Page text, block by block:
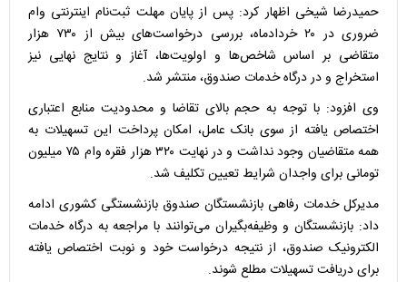
حمیدرضا شیخی اظهار کرد: پس از پایان مهلت ثبت‌نام اینترنتی وام
ضروری در ۲۰ خردادماه، بررسی درخواست‌های بیش از ۷۳۰ هزار
متقاضی بر اساس شاخص‌ها و اولویت‌ها، آغاز و نتایج نهایی نیز
استخراج و در درگاه خدمات صندوق، منتشر شد.
وی افزود: با توجه به حجم بالای تقاضا و محدودیت منابع اعتباری
اختصاص یافته از سوی بانک عامل، امکان پرداخت این تسهیلات به
همه متقاضیان وجود نداشت و در نهایت ۳۲۰ هزار فقره وام ۷۵ میلیون
تومانی برای واجدان شرایط تعیین تکلیف شد.
مدیرکل خدمات رفاهی بازنشستگان صندوق بازنشستگی کشوری ادامه
داد: بازنشستگان و وظیفه‌بگیران می‌توانند با مراجعه به درگاه خدمات
الکترونیک صندوق، از نتیجه درخواست خود و نوبت اختصاص یافته
برای دریافت تسهیلات مطلع شوند.